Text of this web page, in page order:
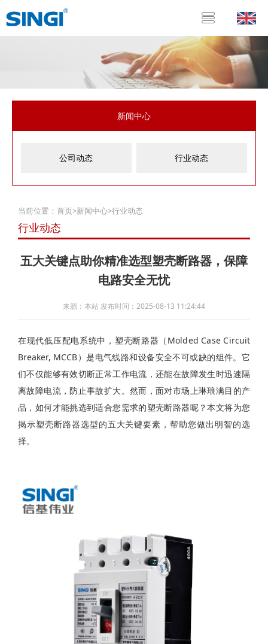
新闻中心
公司动态 行业动态
当前位置： 首页>新闻中心>行业动态
行业动态
五大关键点助你精准选型塑壳断路器，保障
电路安全无忧
来源：本站 发布时间：2025-08-13 11:24:44
在现代低压配电系统中，塑壳断路器（Molded Case Circuit
Breaker, MCCB）是电气线路和设备安全不可或缺的组件。它
们不仅能够有效切断正常工作电流，还能在故障发生时迅速隔
离故障电流，防止事故扩大。然而，面对市场上琳琅满目的产
品，如何才能挑选到适合您需求的塑壳断路器呢？本文将为您
揭示塑壳断路器选型的五大关键要素，帮助您做出明智的选
择。